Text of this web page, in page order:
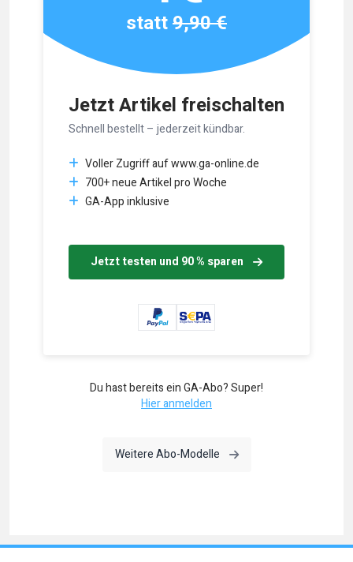
Jetzt Artikel freischalten
Schnell bestellt – jederzeit kündbar.
Voller Zugriff auf www.ga-online.de
700+ neue Artikel pro Woche
GA-App inklusive
Jetzt testen und 90 % sparen
statt9,90 €
Du hast bereits ein GA-Abo? Super!
Hier anmelden
Weitere Abo-Modelle